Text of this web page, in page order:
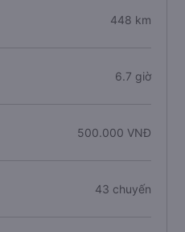
448 km
6.7 giờ
500.000 VNĐ